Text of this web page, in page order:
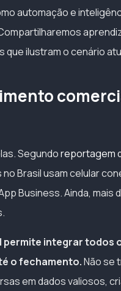
automação e
que ilustram o cenário
Segundoreportagem
Brasil usam celular
Business. Ainda, mais
permite integrar todos
o fechamento.Não se
em dados valiosos,